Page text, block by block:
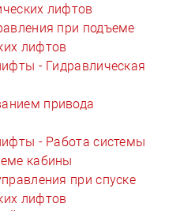
лифтов
при подъеме
лифтов
- Гидравлическая
привода
- Работа системы
кабины
при спуске
лифтов